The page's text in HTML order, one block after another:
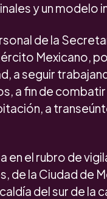
y un modelo
de la
Mexicano,
a seguir
a fin de
a
en el rubro de
de la Ciudad de
del sur de la